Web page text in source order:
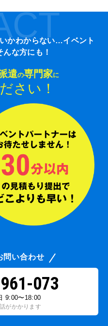
かわからない…イベント
な方にも！
遣の専門家に
さい！
問い合わせ
073
9:00〜18:00
がかかります